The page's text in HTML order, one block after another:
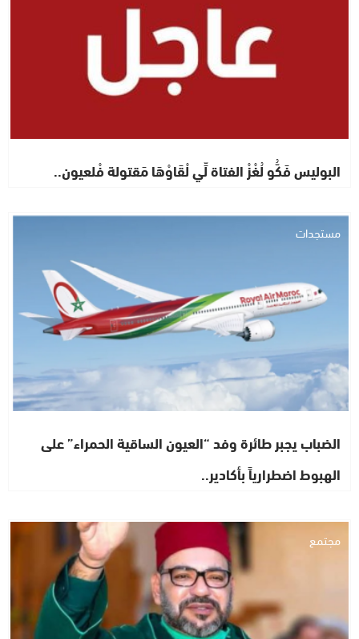
البوليس فَكُّو لُغْزْ الفتاة لِّي لْقَاوْهَا مَقتولة فْلعيون..
مستجدات
الضباب يجبر طائرة وفد “العيون الساقية الحمراء” على
الهبوط اضطرارياً بأكادير..
مجتمع